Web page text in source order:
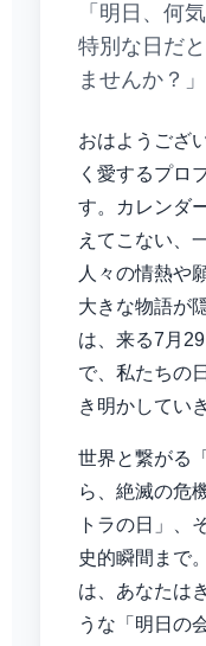
「明日、何
特別な日だ
ませんか？」
おはようござ
く愛するプロ
す。カレンダ
えてこない、
人々の情熱や
大きな物語が
は、来る7月
で、私たちの
き明かしてい
世界と繋がる
ら、絶滅の危
トラの日」、
史的瞬間まで
は、あなたは
うな「明日の